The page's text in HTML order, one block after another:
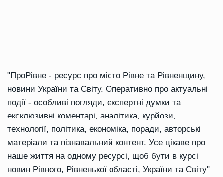
"ПроРівне - ресурс про місто Рівне та Рівненщину,
новини України та Світу. Оперативно про актуальні
події - особливі погляди, експертні думки та
ексклюзивні коментарі, аналітика, курйози,
технології, політика, економіка, поради, авторські
матеріали та пізнавальний контент. Усе цікаве про
наше життя на одному ресурсі, щоб бути в курсі
новин Рівного, Рівненької області, України та Світу"